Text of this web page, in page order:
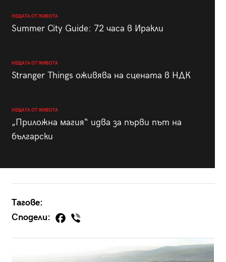
НЕЩАТА ОТ ЖИВОТА
Summer City Guide: 72 часа в Иракли
НЕЩАТА ОТ ЖИВОТА
Stranger Things оживява на сцената в НДК
НЕЩАТА ОТ ЖИВОТА
„Приложна магия“ идва за първи път на
български
Тагове:
Сподели: